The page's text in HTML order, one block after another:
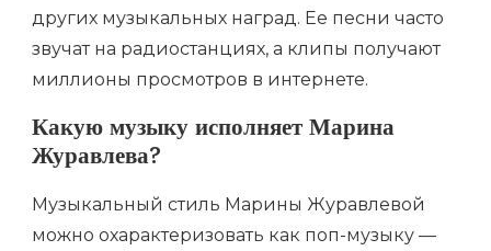
других музыкальных наград. Ее песни часто
звучат на радиостанциях, а клипы получают
миллионы просмотров в интернете.
Какую музыку исполняет Марина
Журавлева?
Музыкальный стиль Марины Журавлевой
можно охарактеризовать как поп-музыку —